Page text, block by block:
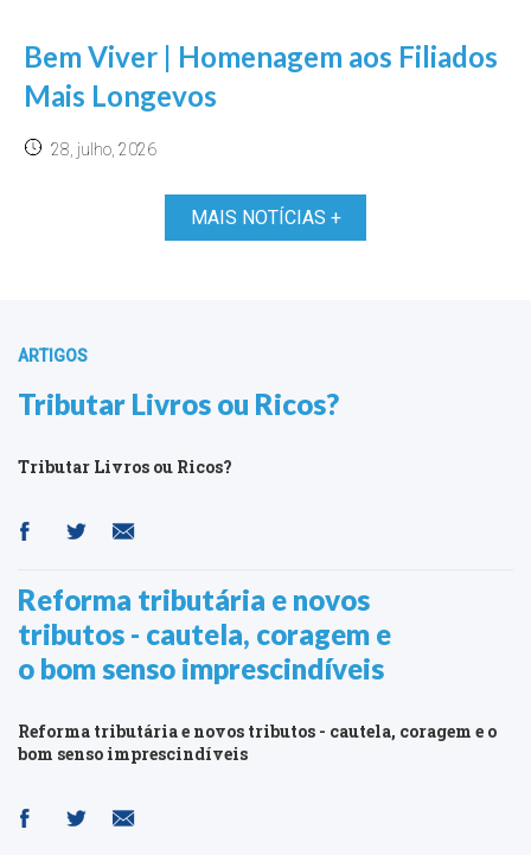
Bem Viver | Homenagem aos Filiados
Mais Longevos
28, julho, 2026
MAIS NOTÍCIAS +
ARTIGOS
Tributar Livros ou Ricos?
Tributar Livros ou Ricos?
Reforma tributária e novos
tributos - cautela, coragem e
o bom senso imprescindíveis
Reforma tributária e novos tributos - cautela, coragem e o
bom senso imprescindíveis